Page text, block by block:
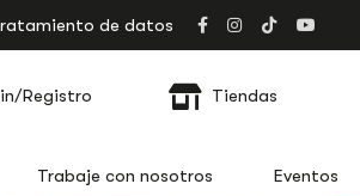
de datos
Registro Tiendas
Trabaje con nosotros Eventos